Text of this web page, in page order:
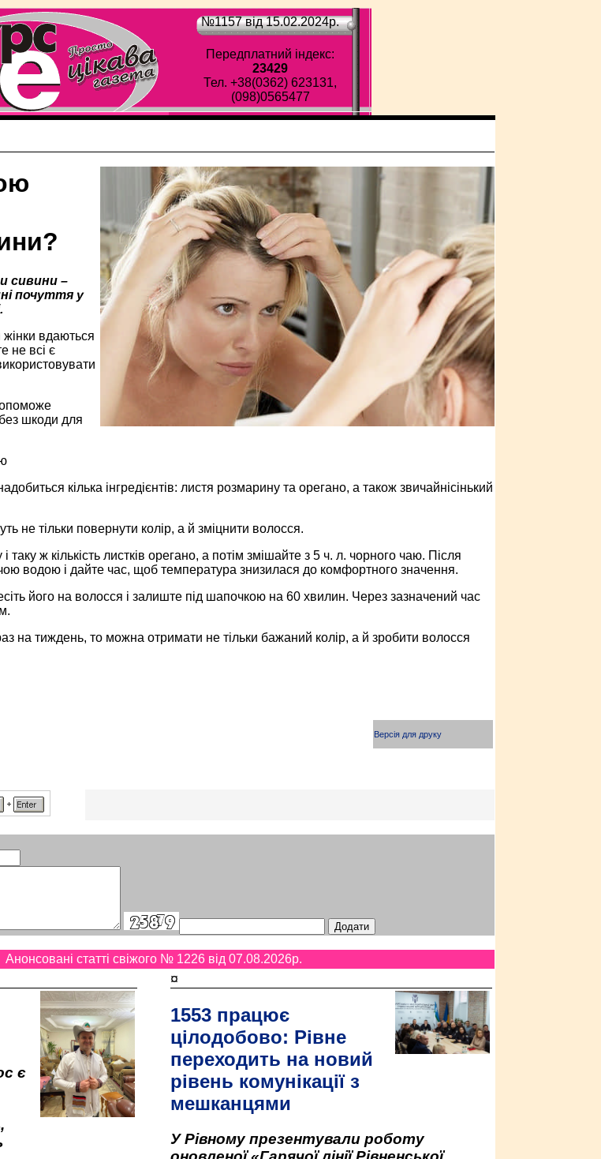
№1157 від 15.02.2024p.
Передплатний індекс:
23429
Тел. +38(0362) 623131,
(098)0565477
сивини –
почуття у
жінки вдаються
не всі є
шкоди для
кілька інгредієнтів: листя розмарину та орегано, а також звичайнісінький
не тільки повернути колір, а й зміцнити волосся.
таку ж кількість листків орегано, а потім змішайте з 5 ч. л. чорного чаю. Після
водою і дайте час, щоб температура знизилася до комфортного значення.
його на волосся і залиште під шапочкою на 60 хвилин. Через зазначений час
на тиждень, то можна отримати не тільки бажаний колір, а й зробити волосся
Версія для друку
Анонсовані статті свіжого № 1226 від 07.08.2026p.
є
¤
1553 працює
цілодобово: Рівне
переходить на новий
рівень комунікації з
мешканцями
У Рівному презентували роботу